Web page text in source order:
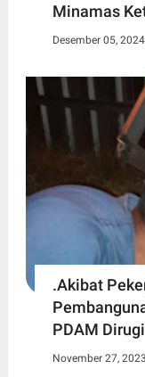
Minamas
Desember 05, 2024
.Akibat
PDAM
November 27, 2023